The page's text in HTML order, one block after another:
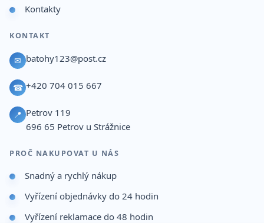
Kontakty
KONTAKT
✉ batohy123@post.cz
☎ +420 704 015 667
📍 Petrov 119
696 65 Petrov u Strážnice
PROČ NAKUPOVAT U NÁS
Snadný a rychlý nákup
Vyřízení objednávky do 24 hodin
Vyřízení reklamace do 48 hodin